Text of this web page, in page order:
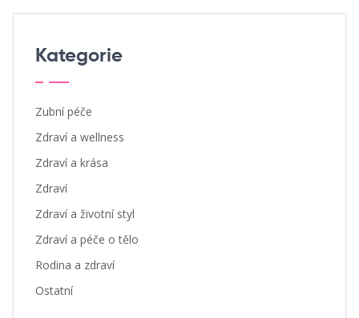
Kategorie
Zubní péče
Zdraví a wellness
Zdraví a krása
Zdraví
Zdraví a životní styl
Zdraví a péče o tělo
Rodina a zdraví
Ostatní